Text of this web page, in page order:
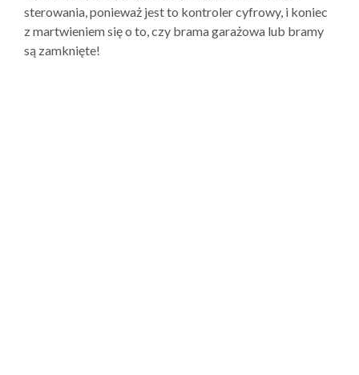
sterowania, ponieważ jest to kontroler cyfrowy, i koniec
z martwieniem się o to, czy brama garażowa lub bramy
są zamknięte!